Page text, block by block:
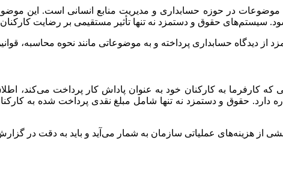
در حوزه حسابداری و مدیریت منابع انسانی است. این
سیستم‌های حقوق و دستمزد نه تنها تأثیر مستقیمی بر رضایت
از دیدگاه حسابداری پرداخته و به موضوعاتی مانند نحوه محاسبه،
کارفرما به کارکنان خود به عنوان پاداش کار پرداخت می‌کند،
دارد. حقوق و دستمزد نه تنها شامل مبلغ نقدی پرداخت شده به
از هزینه‌های عملیاتی سازمان به شمار می‌آید و باید به دقت در